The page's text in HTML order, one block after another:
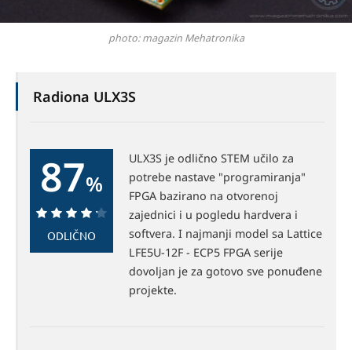
photo: magazin Mehatronika
Radiona ULX3S
87%
87%
ODLIČNO
ULX3S je odlično STEM učilo za
potrebe nastave "programiranja"
FPGA bazirano na otvorenoj
zajednici i u pogledu hardvera i
softvera. I najmanji model sa Lattice
LFE5U-12F - ECP5 FPGA serije
dovoljan je za gotovo sve ponuđene
projekte.